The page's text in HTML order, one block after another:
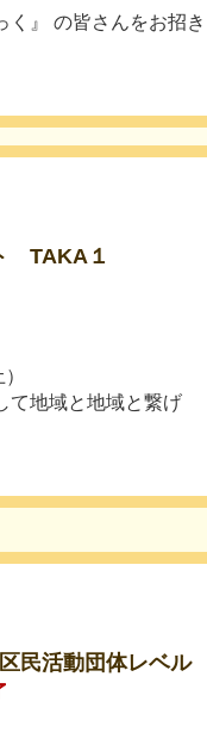
』 の皆さんをお招き
TAKA１
て地域と地域と繋げ
民活動団体レベル